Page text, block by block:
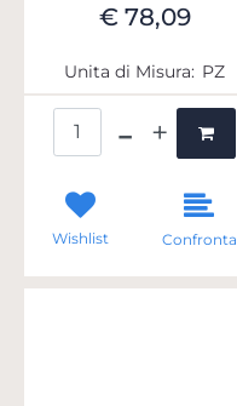
€ 78,09
Unita di Misura: PZ
Wishlist Confronta